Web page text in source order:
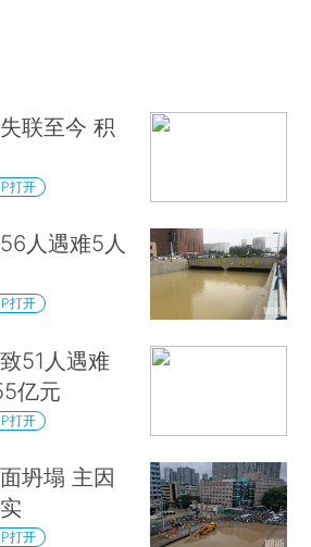
联至今 积
打开
人遇难5人
打开
51人遇难
亿元
打开
坍塌 主因
打开